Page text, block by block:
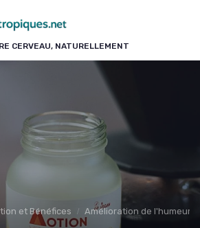
CERVEAU, NATURELLEMENT
et Bénéfices Amélioration de l'humeur
cookies